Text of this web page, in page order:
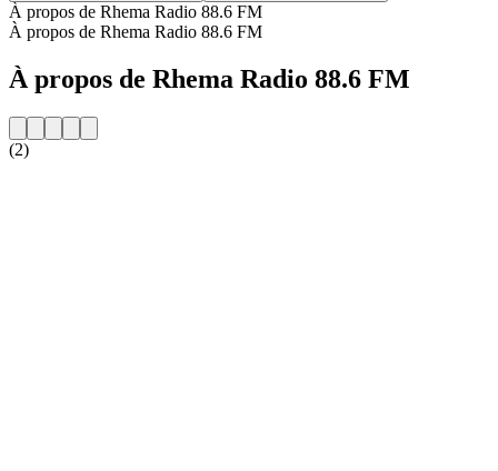
À propos de Rhema Radio 88.6 FM
À propos de Rhema Radio 88.6 FM
À propos de Rhema Radio 88.6 FM
(2)